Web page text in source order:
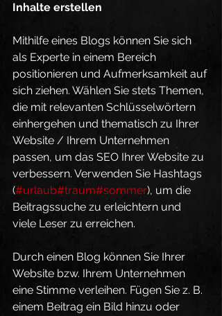
Inhalte erstellen
Mithilfe eines Blogs können Sie sich
als Experte in einem Bereich
positionieren und Aufmerksamkeit auf
sich ziehen. Wählen Sie stets Themen,
die mit relevanten Schlüsselwörtern
einhergehen und thematisch zu Ihrer
Website / Ihrem Unternehmen
passen, um das SEO Ihrer Website zu
verbessern. Verwenden Sie Hashtags
(#urlaub#traum#sommer), um die
Beitragssuche zu erleichtern und
viele Leser zu erreichen.
Durch einen Blog können Sie Ihrer
Website bzw. Ihrem Unternehmen
eine Stimme verleihen. Fügen Sie z. B.
einem Beitrag ein Bild hinzu oder